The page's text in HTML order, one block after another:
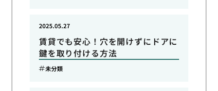
賃貸でも安心！穴を開けずにドアに
鍵を取り付ける方法
2025.05.27
未分類